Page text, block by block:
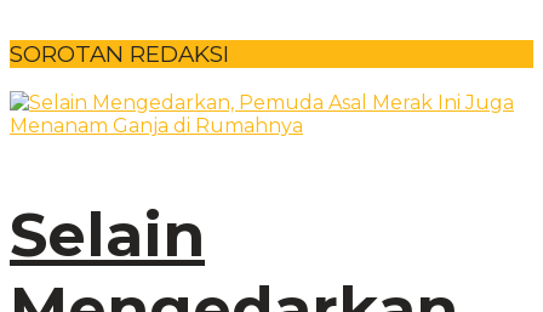
SOROTAN REDAKSI
Selain